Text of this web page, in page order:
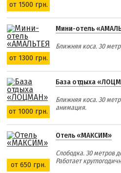
от 1500 грн.
от 1300 грн.
Мини-отель
Ближняя коса. 30
от 1000 грн.
База отдыха
Ближняя коса. 30
анимация.
от 650 грн.
Отель «МАКСИМ»
Слободка. 30 метров
Работает